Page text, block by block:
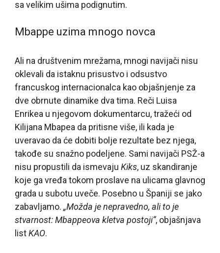
sa velikim ušima podignutim.
Mbappe uzima mnogo novca
Ali na društvenim mrežama, mnogi navijači nisu
oklevali da istaknu prisustvo i odsustvo
francuskog internacionalca kao objašnjenje za
dve obrnute dinamike dva tima. Reči Luisa
Enrikea u njegovom dokumentarcu, tražeći od
Kilijana Mbapea da pritisne više, ili kada je
uveravao da će dobiti bolje rezultate bez njega,
takođe su snažno podeljene. Sami navijači PSŽ-a
nisu propustili da ismevaju Kiks, uz skandiranje
koje ga vređa tokom proslave na ulicama glavnog
grada u subotu uveče. Posebno u Španiji se jako
zabavljamo. „Možda je nepravedno, ali to je
stvarnost: Mbappeova kletva postoji“, objašnjava
listKAO.